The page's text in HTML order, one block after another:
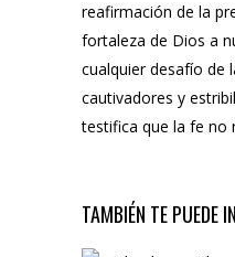
reafirmación de la
fortaleza de Dios a
cualquier desafío de
cautivadores y
testifica que la fe no
TAMBIÉN TE PUEDE